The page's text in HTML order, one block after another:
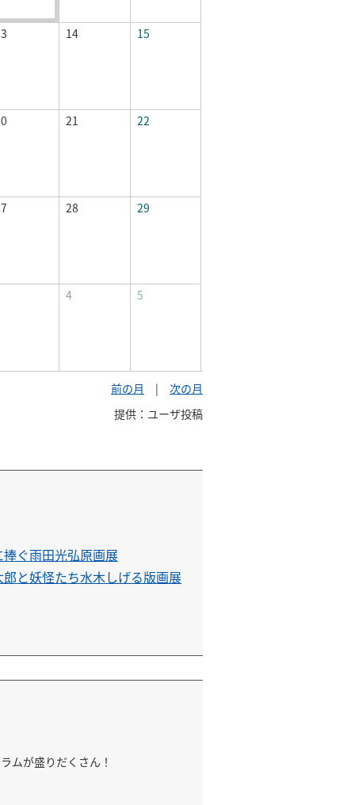
14 15
21 22
28 29
4 5
前の月 | 次の月
提供：ユーザ投稿
ぐ雨田光弘原画展
と妖怪たち水木しげる版画展
ムが盛りだくさん！